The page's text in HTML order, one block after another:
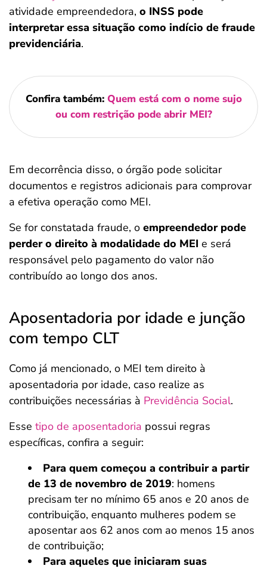
atividade empreendedora, o INSS pode
interpretar essa situação como indício de fraude
previdenciária.
Confira também: Quem está com o nome sujo
ou com restrição pode abrir MEI?
Em decorrência disso, o órgão pode solicitar
documentos e registros adicionais para comprovar
a efetiva operação como MEI.
Se for constatada fraude, o empreendedor pode
perder o direito à modalidade do MEI e será
responsável pelo pagamento do valor não
contribuído ao longo dos anos.
Aposentadoria por idade e junção
com tempo CLT
Como já mencionado, o MEI tem direito à
aposentadoria por idade, caso realize as
contribuições necessárias à Previdência Social.
Esse tipo de aposentadoria possui regras
específicas, confira a seguir:
Para quem começou a contribuir a partir
de 13 de novembro de 2019: homens
precisam ter no mínimo 65 anos e 20 anos de
contribuição, enquanto mulheres podem se
aposentar aos 62 anos com ao menos 15 anos
de contribuição;
Para aqueles que iniciaram suas